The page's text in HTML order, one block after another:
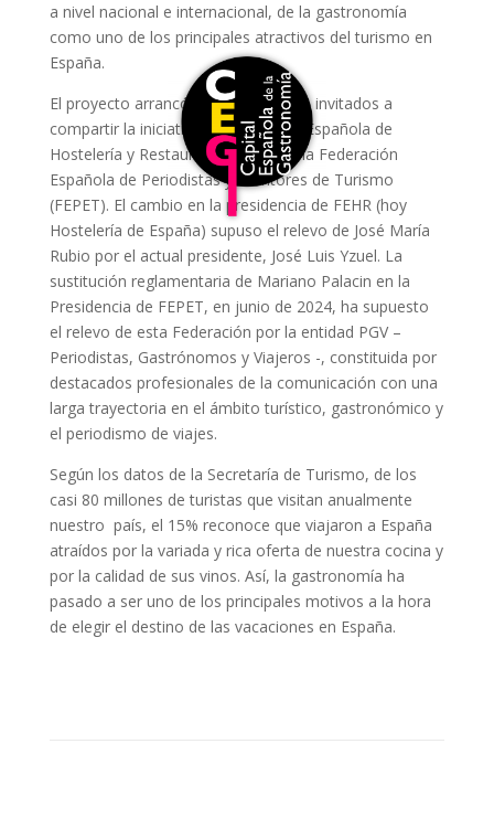
a nivel nacional e internacional, de la gastronomía
como uno de los principales atractivos del turismo en
España.
El proyecto arrancó en 2.012, siendo invitados a
compartir la iniciativa la Federación Española de
Hostelería y Restauración (FEHR) y la Federación
Española de Periodistas y Escritores de Turismo
(FEPET). El cambio en la presidencia de FEHR (hoy
Hostelería de España) supuso el relevo de José María
Rubio por el actual presidente, José Luis Yzuel. La
sustitución reglamentaria de Mariano Palacin en la
Presidencia de FEPET, en junio de 2024, ha supuesto
el relevo de esta Federación por la entidad PGV –
Periodistas, Gastrónomos y Viajeros -, constituida por
destacados profesionales de la comunicación con una
larga trayectoria en el ámbito turístico, gastronómico y
el periodismo de viajes.
Según los datos de la Secretaría de Turismo, de los
casi 80 millones de turistas que visitan anualmente
nuestro país, el 15% reconoce que viajaron a España
atraídos por la variada y rica oferta de nuestra cocina y
por la calidad de sus vinos. Así, la gastronomía ha
pasado a ser uno de los principales motivos a la hora
de elegir el destino de las vacaciones en España.